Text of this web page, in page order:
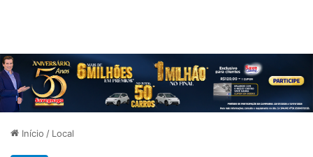
Início / Local